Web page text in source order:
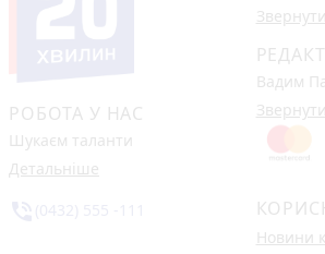
РОБОТА У НАС
Шукаєм таланти
Детальніше
Вадим
Новини